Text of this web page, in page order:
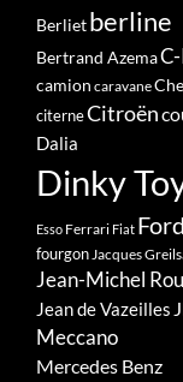
Berlietberline
Bertrand Azema
camion caravane
citerneCitroën
Dalia
Dinky
Esso Ferrari Fiat Ford
fourgonJacques
Jean-Michel
Jean de Vazeilles
Meccano
Mercedes Benz